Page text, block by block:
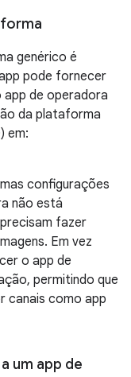
genérico é
pode fornecer
app de operadora
da plataforma
em:
configurações
não está
fazer
Em vez
o app de
permitindo que
canais como app
um app de